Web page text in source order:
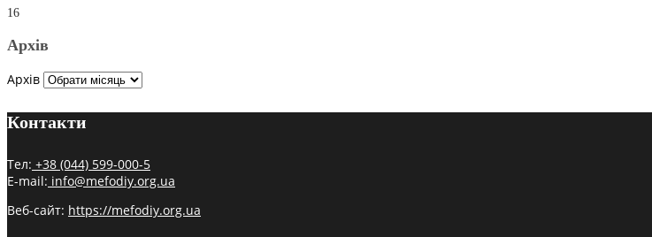
16
Архів
Архів
Контакти
Тел: +38 (044) 599-000-5
E-mail: info@mefodiy.org.ua
Веб-сайт: https://mefodiy.org.ua